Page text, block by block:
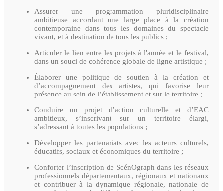
Assurer une programmation pluridisciplinaire
ambitieuse accordant une large place à la création
contemporaine dans tous les domaines du spectacle
vivant, et à destination de tous les publics ;
Articuler le lien entre les projets à l'année et le festival,
dans un souci de cohérence globale de ligne artistique ;
Élaborer une politique de soutien à la création et
d’accompagnement des artistes, qui favorise leur
présence au sein de l’établissement et sur le territoire ;
Conduire un projet d’action culturelle et d’EAC
ambitieux, s’inscrivant sur un territoire élargi,
s’adressant à toutes les populations ;
Développer les partenariats avec les acteurs culturels,
éducatifs, sociaux et économiques du territoire ;
Conforter l’inscription de ScénOgraph dans les réseaux
professionnels départementaux, régionaux et nationaux
et contribuer à la dynamique régionale, nationale de